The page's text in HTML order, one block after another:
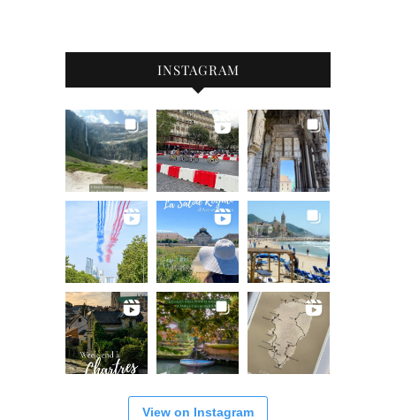
INSTAGRAM
View on Instagram